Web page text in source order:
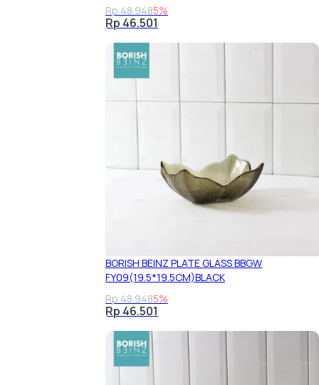
Rp 48.9485%
Rp 46.501
BORISH BEINZ PLATE GLASS BBGW
FY09(19.5*19.5CM)BLACK
Rp 48.9485%
Rp 46.501